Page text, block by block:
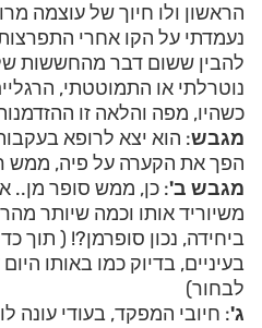
הראשון ולו חיוך של עוצמה
נעמדתי על הקו אחרי
להבין ששום דבר מהחששות
נוטרלתי או התמוטטתי,
כשהיו, מפה והלאה זו
מגבש: הוא יצא לרופא
הפך את הקערה על פיה, ממש
מגבש ב': כן, ממש סופר מן..
משיוריד אותו וכמה שיותר
ביחידה, נכון סופרמן?! ( תוך
בעיניים, בדיוק כמו באותו
לבחור)
ג': חיובי המפקד, בעודי עונה